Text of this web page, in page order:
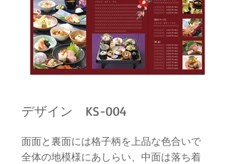
デザイン KS-004
面面と裏面には格子柄を上品な色合いで
全体の地模様にあしらい、中面は落ち着